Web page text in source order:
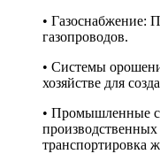
• Газоснабжение:
газопроводов.
• Системы
хозяйстве для
• Промышленные
производственных
транспортировка